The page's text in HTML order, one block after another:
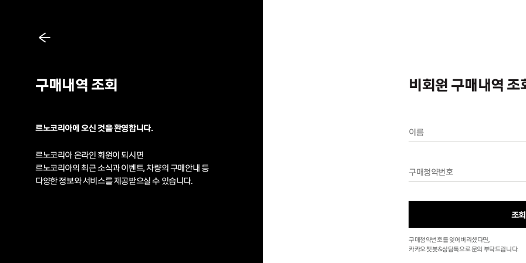
이
구매내역 조회
르노코리아에 오신 것을 환영합니다.
르노코리아 온라인 회원이 되시면
르노코리아의 최근 소식과 이벤트, 차량의 구매안내 등
다양한 정보와 서비스를 제공받으실 수 있습니다.
비회원 구매내역 조
조
구매청약번호를 잊어버리셨다면,
카카오 챗봇&상담톡으로 문의 부탁드립니다.